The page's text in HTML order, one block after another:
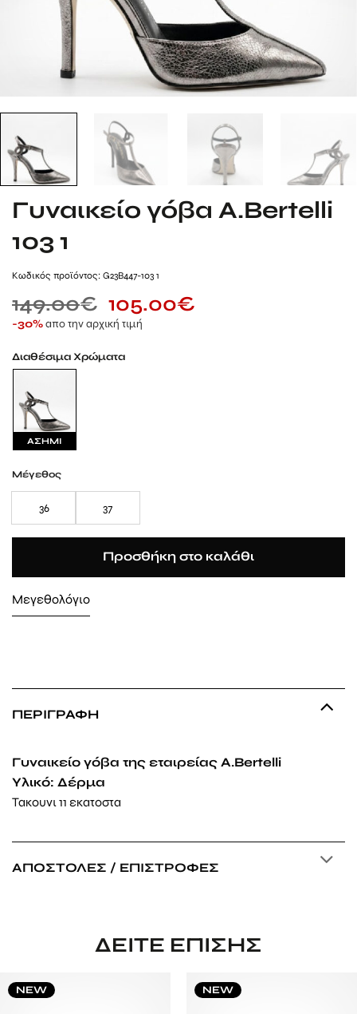
Γυναικείο γόβα A.Bertelli
103 1
Kωδικός προϊόντος: G23B447-103 1
149.00€ 105.00€
-30%απο την αρχική τιμή
Διαθέσιμα Χρώματα
ΑΣΗΜΙ
Μέγεθος
36 37
Προσθήκη στο καλάθι
Μεγεθολόγιο
ΠΕΡΙΓΡΑΦΉ
Γυναικείο γόβα της εταιρείας A.Bertelli
Υλικό: Δέρμα
Τακουνι 11 εκατοστα
ΑΠΟΣΤΟΛΈΣ / ΕΠΙΣΤΡΟΦΈΣ
ΔΕΊΤΕ ΕΠΊΣΗΣ
NEW NEW